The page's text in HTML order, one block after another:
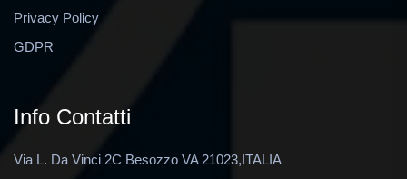
Privacy Policy
GDPR
Info Contatti
Via L. Da Vinci 2C Besozzo VA 21023,ITALIA